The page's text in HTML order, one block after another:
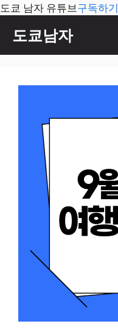
도쿄 남자 유튜브구독하기
츠
도쿄남자